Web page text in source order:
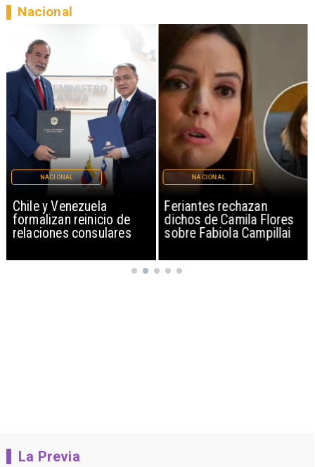
Chile y Venezuela
formalizan reinicio de
relaciones consulares
NACIONAL
Feriantes rechazan
dichos de Camila Flores
sobre Fabiola Campillai
NACIONAL
Nacional
La Previa